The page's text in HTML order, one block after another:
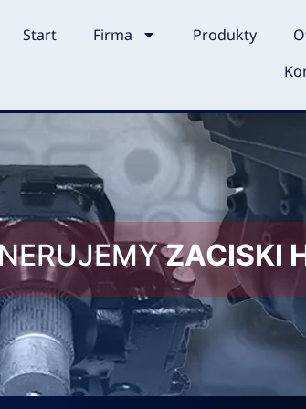
Start Firma Produkty
ZACISKI